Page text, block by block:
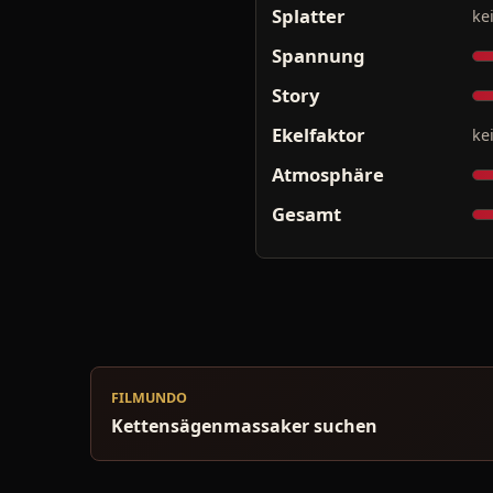
Splatter
Spannung
Story
Ekelfaktor
Atmosphäre
Gesamt
FILMUNDO
Kettensägenmassaker suchen